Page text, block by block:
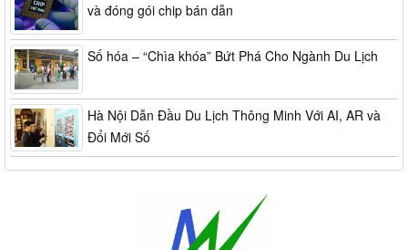
và đóng gói chip bán dẫn
Số hóa – “Chìa khóa” Bứt Phá Cho Ngành Du Lịch
Hà Nội Dẫn Đầu Du Lịch Thông Minh Với AI, AR và
Đổi Mới Số